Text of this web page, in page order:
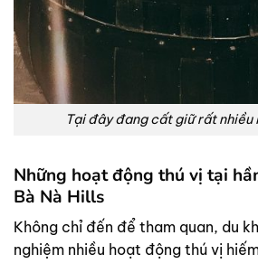
Tại đây đang cất giữ rất nhiều
Những hoạt động thú vị tại
Bà Nà Hills
Không chỉ đến để tham quan, du
nghiệm nhiều hoạt động thú vị